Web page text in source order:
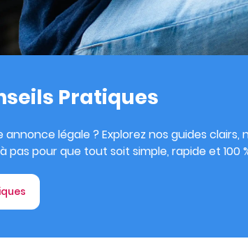
Pratiques
annonce légale ? Explorez nos guides
pas pour que tout soit simple, rapide et 100